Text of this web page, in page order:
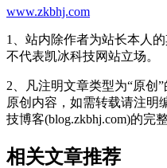
www.zkbhj.com
1、站内除作者为站长本人
不代表凯冰科技网站立场。
2、凡注明文章类型为“原创
原创内容，如需转载请注明
技博客(blog.zkbhj.com)的完
相关文章推荐